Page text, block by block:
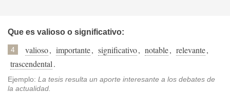
Que es valioso o significativo:
4 valioso, importante, significativo, notable, relevante,
trascendental.
Ejemplo: La tesis resulta un aporte interesante a los debates de
la actualidad.